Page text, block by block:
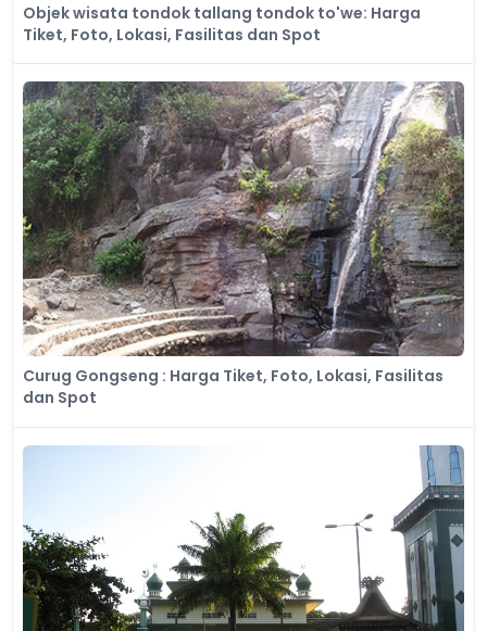
Objek wisata tondok tallang tondok to'we: Harga
Tiket, Foto, Lokasi, Fasilitas dan Spot
Curug Gongseng : Harga Tiket, Foto, Lokasi, Fasilitas
dan Spot